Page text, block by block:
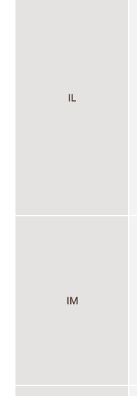
IL
IM